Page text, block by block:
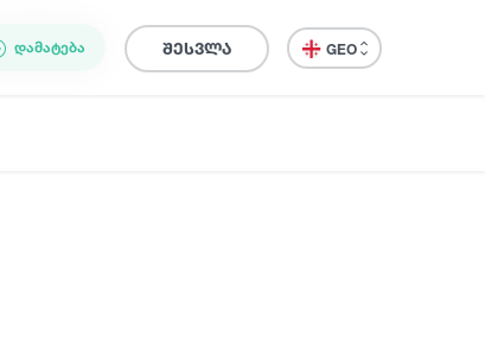
ᲓᲐᲛᲐᲢᲔᲑᲐ შესვლა GEO